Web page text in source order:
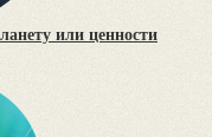
или ценности